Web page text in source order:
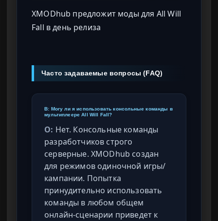
XMODhub предложит моды для All Will
Fall в день релиза
Часто задаваемые вопросы (FAQ)
В: Могу ли я использовать консольные команды в
мультиплеере All Will Fall?
О: Нет. Консольные команды
разработчиков строго
серверные. XMODhub создан
для режимов одиночной игры/
кампании. Попытка
принудительно использовать
команды в любом общем
онлайн-сценарии приведет к